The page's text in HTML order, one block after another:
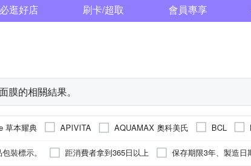
必逛好店 刷卡/超取 會員專享
膜的相關結果。
草本耀典 APIVITA AQUAMAX 奧科美氏 BCL
DF 美肌醫生 DMC 欣蘭 Dr.Douxi 朵璽
裝標示。 距消費者拿到365日以上 保存期限3年、製造